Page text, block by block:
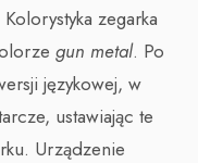
zegarka
gun metal. Po
językowej, w
ustawiając te
Urządzenie